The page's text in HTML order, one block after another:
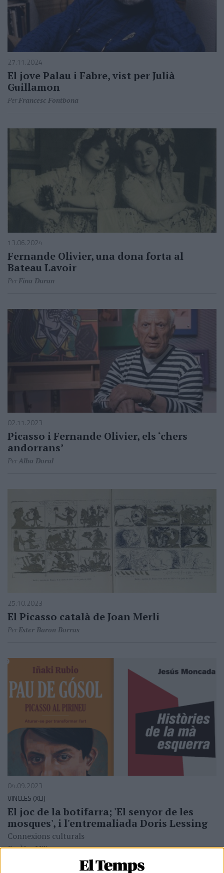
27.11.2024
El jove Palau i Fabre, vist per Julià
Guillamon
PerFrancesc Fontbona
13.06.2024
Fernande Olivier, una dona forta al
Bateau Lavoir
PerFina Duran
02.11.2023
Picasso i Fernande Olivier, els ‘chers
andorrans’
PerAlba Doral
25.10.2023
El Picasso català de Joan Merli
PerEster Baron Borras
04.09.2023
VINCLES (XLI)
El joc de la botifarra; 'El senyor de les
mosques', i l'entremaliada Doris Lessing
Connexions culturals
PerÀlex Milian